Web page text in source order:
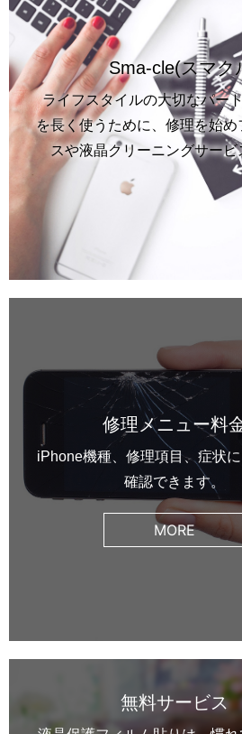
Sma-cle(スマク
ライフスタイルの大切なパー
を長く使うために、修理を始
スや液晶クリーニングサー
修理メニュー料
iPhone機種、修理項目、症状
確認できます。
MORE
無料サービス